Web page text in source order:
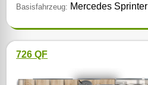
Basisfahrzeug: Mercedes Sprinter
726 QF